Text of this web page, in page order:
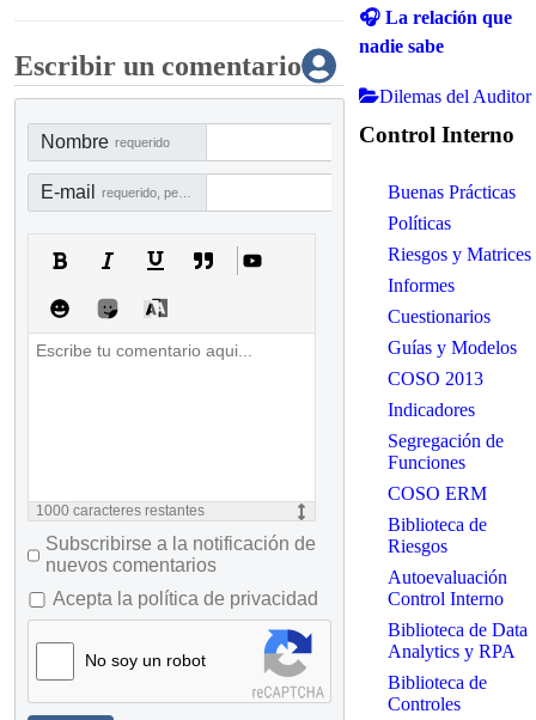
Escribir un comentario
Nombre requerido
E-mail
1000 caracteres restantes
Subscribirse a la notificación de
nuevos comentarios
Acepta la política de privacidad
No soy un robot
🎧 La relación que
nadie sabe
Dilemas del Auditor
Control Interno
Buenas Prácticas
Políticas
Riesgos y Matrices
Informes
Cuestionarios
Guías y Modelos
COSO 2013
Indicadores
Segregación de
Funciones
COSO ERM
Biblioteca de
Riesgos
Autoevaluación
Control Interno
Biblioteca de Data
Analytics y RPA
Biblioteca de
Controles